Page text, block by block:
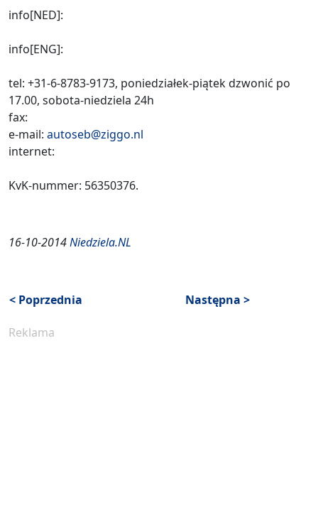
info[NED]:
info[ENG]:
tel: +31-6-8783-9173, poniedziałek-piątek dzwonić po
17.00, sobota-niedziela 24h
fax:
e-mail: autoseb@ziggo.nl
internet:
KvK-nummer: 56350376.
16-10-2014Niedziela.NL
< Poprzednia Następna >
Reklama